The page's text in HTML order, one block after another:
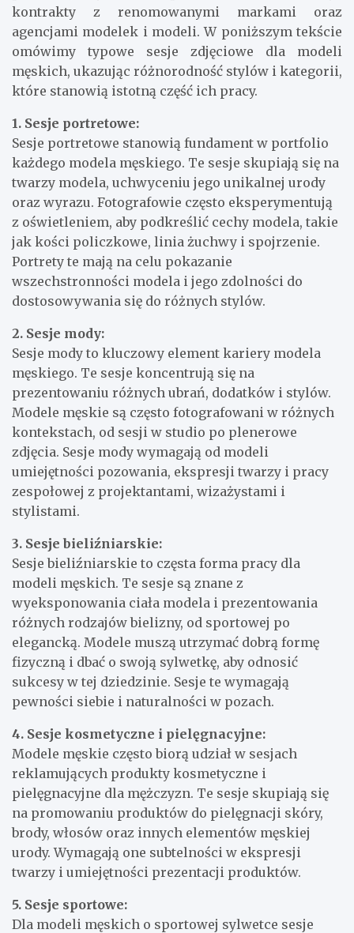
kontrakty z renomowanymi markami oraz
agencjami modelek i modeli. W poniższym tekście
omówimy typowe sesje zdjęciowe dla modeli
męskich, ukazując różnorodność stylów i kategorii,
które stanowią istotną część ich pracy.
1. Sesje portretowe:
Sesje portretowe stanowią fundament w portfolio
każdego modela męskiego. Te sesje skupiają się na
twarzy modela, uchwyceniu jego unikalnej urody
oraz wyrazu. Fotografowie często eksperymentują
z oświetleniem, aby podkreślić cechy modela, takie
jak kości policzkowe, linia żuchwy i spojrzenie.
Portrety te mają na celu pokazanie
wszechstronności modela i jego zdolności do
dostosowywania się do różnych stylów.
2. Sesje mody:
Sesje mody to kluczowy element kariery modela
męskiego. Te sesje koncentrują się na
prezentowaniu różnych ubrań, dodatków i stylów.
Modele męskie są często fotografowani w różnych
kontekstach, od sesji w studio po plenerowe
zdjęcia. Sesje mody wymagają od modeli
umiejętności pozowania, ekspresji twarzy i pracy
zespołowej z projektantami, wizażystami i
stylistami.
3. Sesje bieliźniarskie:
Sesje bieliźniarskie to częsta forma pracy dla
modeli męskich. Te sesje są znane z
wyeksponowania ciała modela i prezentowania
różnych rodzajów bielizny, od sportowej po
elegancką. Modele muszą utrzymać dobrą formę
fizyczną i dbać o swoją sylwetkę, aby odnosić
sukcesy w tej dziedzinie. Sesje te wymagają
pewności siebie i naturalności w pozach.
4. Sesje kosmetyczne i pielęgnacyjne:
Modele męskie często biorą udział w sesjach
reklamujących produkty kosmetyczne i
pielęgnacyjne dla mężczyzn. Te sesje skupiają się
na promowaniu produktów do pielęgnacji skóry,
brody, włosów oraz innych elementów męskiej
urody. Wymagają one subtelności w ekspresji
twarzy i umiejętności prezentacji produktów.
5. Sesje sportowe:
Dla modeli męskich o sportowej sylwetce sesje